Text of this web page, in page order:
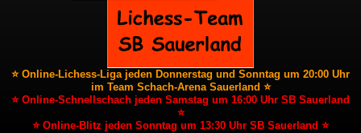
⭐ Online-Lichess-Liga jeden Donnerstag und Sonntag um 20:00 Uhr
im Team Schach-Arena Sauerland ⭐
⭐ Online-Schnellschach jeden Samstag um 16:00 Uhr SB Sauerland
⭐
⭐ Online-Blitz jeden Sonntag um 13:30 Uhr SB Sauerland ⭐